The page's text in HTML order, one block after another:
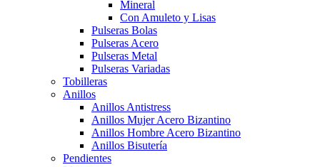
Mineral
Con Amuleto y Lisas
Pulseras Bolas
Pulseras Acero
Pulseras Metal
Pulseras Variadas
Tobilleras
Anillos
Anillos Antistress
Anillos Mujer Acero Bizantino
Anillos Hombre Acero Bizantino
Anillos Bisutería
Pendientes